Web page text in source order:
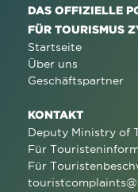
DAS OFFIZIELLE
FÜR TOURISMUS
Startseite
Über uns
Geschäftspartner
KONTAKT
Deputy Ministry of
Für
Für